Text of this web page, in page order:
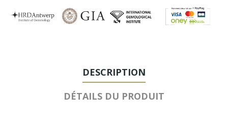
DESCRIPTION
DÉTAILS DU PRODUIT